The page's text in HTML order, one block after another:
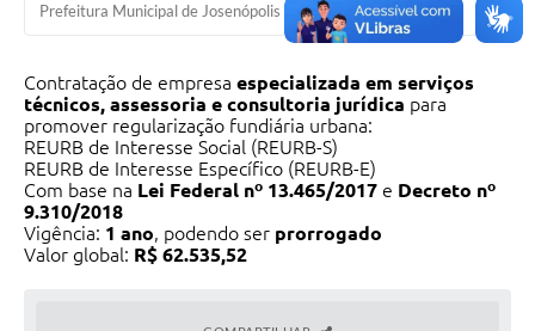
Prefeitura Municipal de Josenópolis
Contratação de empresa especializada em serviços
técnicos, assessoria e consultoria jurídica para
promover regularização fundiária urbana:
REURB de Interesse Social (REURB-S)
REURB de Interesse Específico (REURB-E)
Com base na Lei Federal nº 13.465/2017 e Decreto nº
9.310/2018
Vigência: 1 ano, podendo ser prorrogado
Valor global: R$ 62.535,52